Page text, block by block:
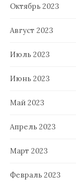
Октябрь 2023
Август 2023
Июль 2023
Июнь 2023
Май 2023
Апрель 2023
Март 2023
Февраль 2023